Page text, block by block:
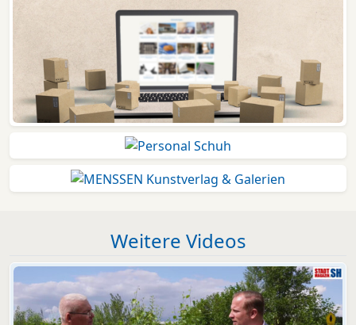
Weitere Videos